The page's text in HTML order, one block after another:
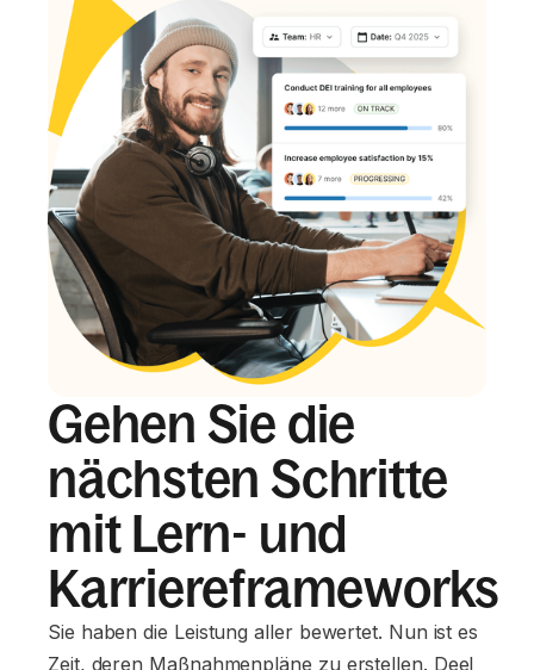
Gehen Sie die
nächsten Schritte
mit Lern- und
Karriereframeworks
Sie haben die Leistung aller bewertet. Nun ist es
Zeit, deren Maßnahmenpläne zu erstellen. Deel